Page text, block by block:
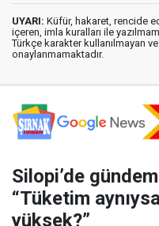
UYARI: Küfür, hakaret, rencide
içeren, imla kuralları ile
Türkçe karakter kullanılmayan
onaylanmamaktadır.
Silopi’de
“Tüketim
yüksek?”